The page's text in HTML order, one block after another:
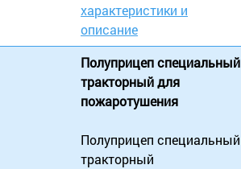
характеристики и
описание
Полуприцеп специальный
тракторный для
пожаротушения
Полуприцеп специальный
тракторный